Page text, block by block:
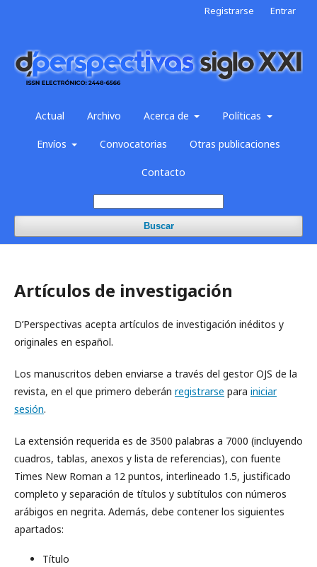
Actual Archivo Acerca de Políticas
Envíos Convocatorias Otras publicaciones
Contacto
Buscar
Registrarse Entrar
Artículos de investigación
D’Perspectivas acepta artículos de investigación inéditos y
originales en español.
Los manuscritos deben enviarse a través del gestor OJS de la
revista, en el que primero deberán registrarse para iniciar
sesión.
La extensión requerida es de 3500 palabras a 7000 (incluyendo
cuadros, tablas, anexos y lista de referencias), con fuente
Times New Roman a 12 puntos, interlineado 1.5, justificado
completo y separación de títulos y subtítulos con números
arábigos en negrita. Además, debe contener los siguientes
apartados:
Título